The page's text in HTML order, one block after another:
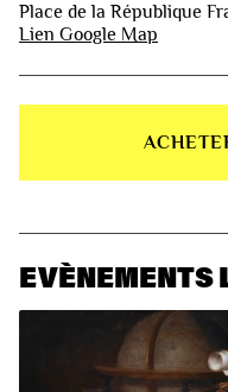
Place de la République
Lien Google Map
EVÈNEMENTS